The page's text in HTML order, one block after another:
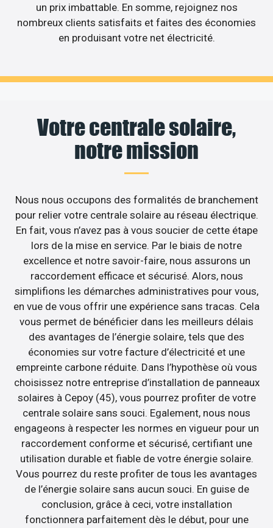
un prix imbattable. En somme, rejoignez nos
nombreux clients satisfaits et faites des économies
en produisant votre net électricité.
Votre centrale solaire,
notre mission
Nous nous occupons des formalités de branchement
pour relier votre centrale solaire au réseau électrique.
En fait, vous n’avez pas à vous soucier de cette étape
lors de la mise en service. Par le biais de notre
excellence et notre savoir-faire, nous assurons un
raccordement efficace et sécurisé. Alors, nous
simplifions les démarches administratives pour vous,
en vue de vous offrir une expérience sans tracas. Cela
vous permet de bénéficier dans les meilleurs délais
des avantages de l’énergie solaire, tels que des
économies sur votre facture d’électricité et une
empreinte carbone réduite. Dans l’hypothèse où vous
choisissez notre entreprise d’installation de panneaux
solaires à Cepoy (45), vous pourrez profiter de votre
centrale solaire sans souci. Egalement, nous nous
engageons à respecter les normes en vigueur pour un
raccordement conforme et sécurisé, certifiant une
utilisation durable et fiable de votre énergie solaire.
Vous pourrez du reste profiter de tous les avantages
de l’énergie solaire sans aucun souci. En guise de
conclusion, grâce à ceci, votre installation
fonctionnera parfaitement dès le début, pour une